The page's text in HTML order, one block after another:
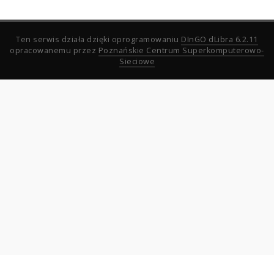
Ten serwis działa dzięki oprogramowaniu DInGO dLibra 6.2.11
opracowanemu przez Poznańskie Centrum Superkomputerowo-
Sieciowe